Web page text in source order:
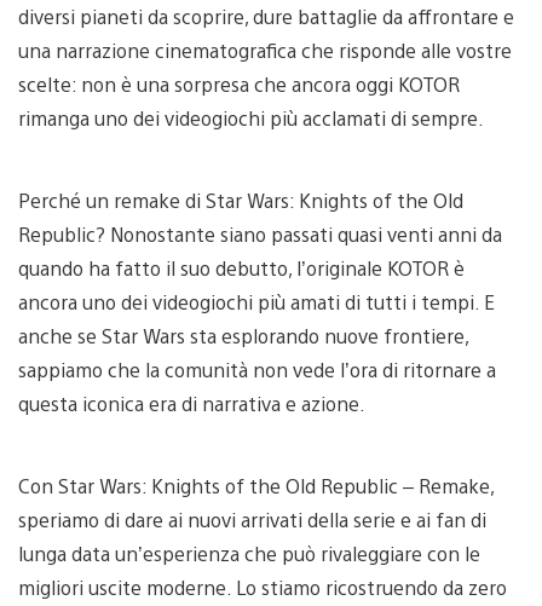
diversi pianeti da scoprire, dure battaglie da affrontare e
una narrazione cinematografica che risponde alle vostre
scelte: non è una sorpresa che ancora oggi KOTOR
rimanga uno dei videogiochi più acclamati di sempre.
Perché un remake di Star Wars: Knights of the Old
Republic? Nonostante siano passati quasi venti anni da
quando ha fatto il suo debutto, l’originale KOTOR è
ancora uno dei videogiochi più amati di tutti i tempi. E
anche se Star Wars sta esplorando nuove frontiere,
sappiamo che la comunità non vede l’ora di ritornare a
questa iconica era di narrativa e azione.
Con Star Wars: Knights of the Old Republic – Remake,
speriamo di dare ai nuovi arrivati della serie e ai fan di
lunga data un’esperienza che può rivaleggiare con le
migliori uscite moderne. Lo stiamo ricostruendo da zero